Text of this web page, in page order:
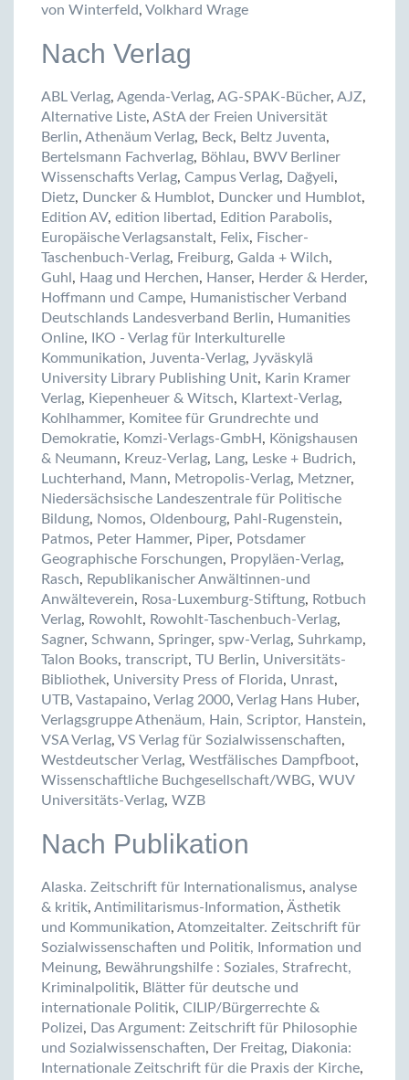
von Winterfeld, Volkhard Wrage
Nach Verlag
ABL Verlag, Agenda-Verlag, AG-SPAK-Bücher, AJZ,
Alternative Liste, AStA der Freien Universität
Berlin, Athenäum Verlag, Beck, Beltz Juventa,
Bertelsmann Fachverlag, Böhlau, BWV Berliner
Wissenschafts Verlag, Campus Verlag, Dağyeli,
Dietz, Duncker & Humblot, Duncker und Humblot,
Edition AV, edition libertad, Edition Parabolis,
Europäische Verlagsanstalt, Felix, Fischer-
Taschenbuch-Verlag, Freiburg, Galda + Wilch,
Guhl , Haag und Herchen, Hanser, Herder & Herder,
Hoffmann und Campe, Humanistischer Verband
Deutschlands Landesverband Berlin, Humanities
Online,
IKO - Verlag für Interkulturelle
Kommunikation, Juventa-Verlag, Jyväskylä
University Library Publishing Unit, Karin Kramer
Verlag, Kiepenheuer & Witsch, Klartext-Verlag,
Kohlhammer, Komitee für Grundrechte und
Demokratie, Komzi-Verlags-GmbH, Königshausen
& Neumann, Kreuz-Verlag, Lang, Leske + Budrich,
Luchterhand, Mann, Metropolis-Verlag, Metzner,
Niedersächsische Landeszentrale für Politische
Bildung, Nomos, Oldenbourg, Pahl-Rugenstein,
Patmos, Peter Hammer, Piper, Potsdamer
Geographische Forschungen, Propyläen-Verlag,
Rasch, Republikanischer Anwältinnen-und
Anwälteverein, Rosa-Luxemburg-Stiftung, Rotbuch
Verlag, Rowohlt, Rowohlt-Taschenbuch-Verlag,
Sagner, Schwann, Springer, spw-Verlag, Suhrkamp,
Talon Books, transcript, TU Berlin, Universitäts-
Bibliothek, University Press of Florida, Unrast,
UTB, Vastapaino, Verlag 2000, Verlag Hans Huber,
Verlagsgruppe Athenäum, Hain, Scriptor, Hanstein,
VSA Verlag, VS Verlag für Sozialwissenschaften,
Westdeutscher Verlag, Westfälisches Dampfboot,
Wissenschaftliche Buchgesellschaft/WBG, WUV
Universitäts-Verlag, WZB
Nach Publikation
Alaska. Zeitschrift für Internationalismus, analyse
& kritik, Antimilitarismus-Information, Ästhetik
und Kommunikation, Atomzeitalter. Zeitschrift für
Sozialwissenschaften und Politik, Information und
Meinung, Bewährungshilfe : Soziales, Strafrecht,
Kriminalpolitik, Blätter für deutsche und
internationale Politik, CILIP/Bürgerrechte &
Polizei, Das Argument: Zeitschrift für Philosophie
und Sozialwissenschaften, Der Freitag, Diakonia:
Internationale Zeitschrift für die Praxis der Kirche,